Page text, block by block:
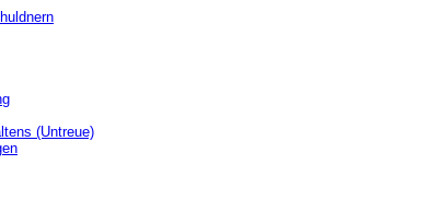
(Untreue)